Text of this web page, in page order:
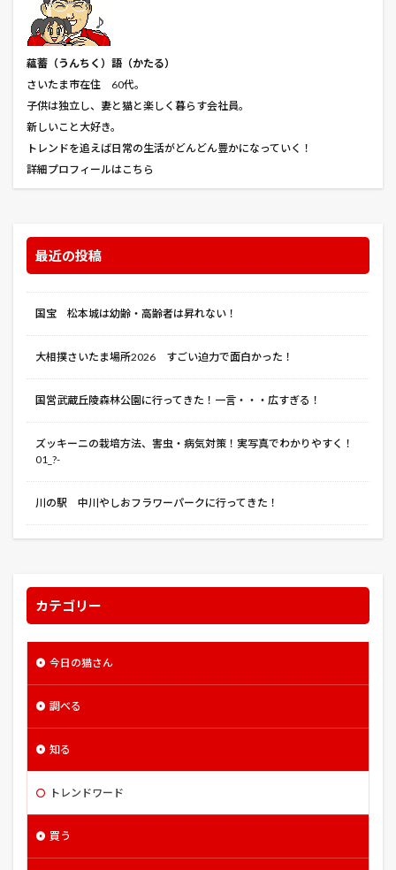
蘊蓄（うんちく ）語（かたる）
さいたま市在住 60代。
子供は独立し、妻と猫と楽しく暮らす会社員。
新しいこと大好き。
トレンドを追えば日常の生活がどんどん豊かになっていく！
詳細プロフィールはこちら
最近の投稿
国宝 松本城は幼齢・高齢者は昇れない！
大相撲さいたま場所2026 すごい迫力で面白かった！
国営武蔵丘陵森林公園に行ってきた！一言・・・広すぎる！
ズッキーニの栽培方法、害虫・病気対策！実写真でわかりやすく！
01_?-
川の駅 中川やしおフラワーパークに行ってきた！
カテゴリー
今日の猫さん
調べる
知る
トレンドワード
買う